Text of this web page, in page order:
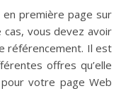
cas, vous devez avoir
référencement. Il est
offres qu’elle
pour votre page Web